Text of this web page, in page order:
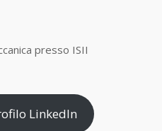
presso ISII
LinkedIn